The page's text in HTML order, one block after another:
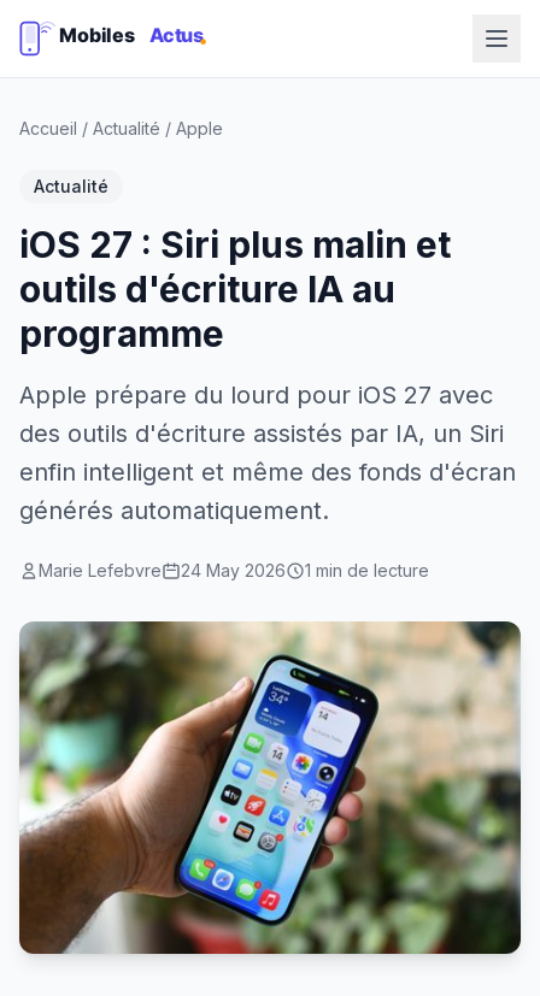
Accueil / Actualité / Apple
Actualité
iOS 27 : Siri plus malin et
outils d'écriture IA au
programme
Apple prépare du lourd pour iOS 27 avec
des outils d'écriture assistés par IA, un Siri
enfin intelligent et même des fonds d'écran
générés automatiquement.
Marie Lefebvre 24 May 2026 1 min de lecture